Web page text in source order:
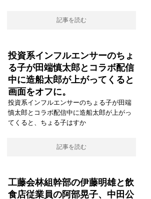
記事を読む
投資系インフルエンサーのちょ
る子が田端慎太郎とコラボ配信
中に造船太郎が上がってくると
画面をオフに。
投資系インフルエンサーのちょる子が田端
慎太郎とコラボ配信中に造船太郎が上がっ
てくると、ちょる子はすか
記事を読む
工藤会林組幹部の伊藤明雄と飲
食店従業員の阿部晃子、中田公